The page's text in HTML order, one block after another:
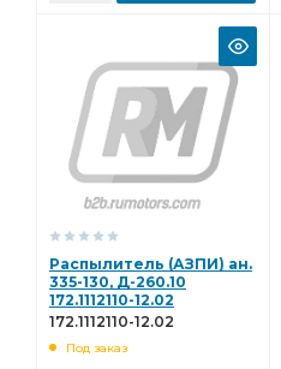
Распылитель (АЗПИ) ан.
335-130, Д-260.10
172.1112110-12.02
172.1112110-12.02
Под заказ